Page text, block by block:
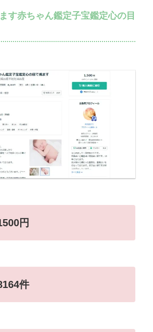
す赤ちゃん鑑定子宝鑑定心の目
円
件